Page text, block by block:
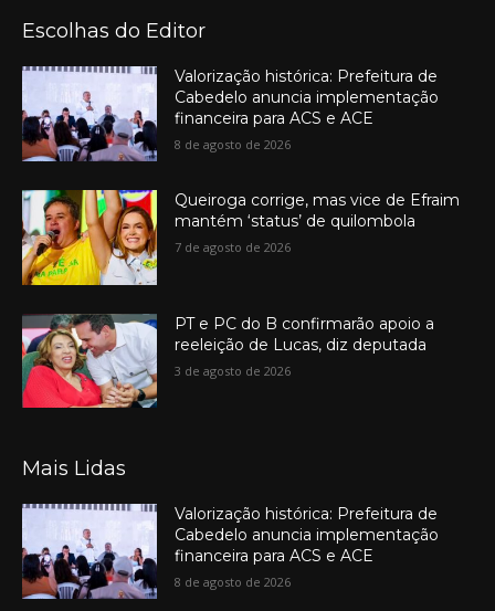
Escolhas do Editor
Valorização histórica: Prefeitura de
Cabedelo anuncia implementação
financeira para ACS e ACE
8 de agosto de 2026
Queiroga corrige, mas vice de Efraim
mantém ‘status’ de quilombola
7 de agosto de 2026
PT e PC do B confirmarão apoio a
reeleição de Lucas, diz deputada
3 de agosto de 2026
Mais Lidas
Valorização histórica: Prefeitura de
Cabedelo anuncia implementação
financeira para ACS e ACE
8 de agosto de 2026